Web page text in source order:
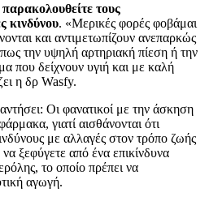
τους
κινδύνου. «Μερικές φορές φοβάμαι
και αντιμετωπίζουν ανεπαρκώς
την υψηλή αρτηριακή πίεση ή την
που δείχνουν υγιή και με καλή
η δρ Wasfy.
Οι φανατικοί με την άσκηση
γιατί αισθάνονται ότι
με αλλαγές στον τρόπο ζωής
ξεφύγετε από ένα επικίνδυνα
το οποίο πρέπει να
αγωγή.